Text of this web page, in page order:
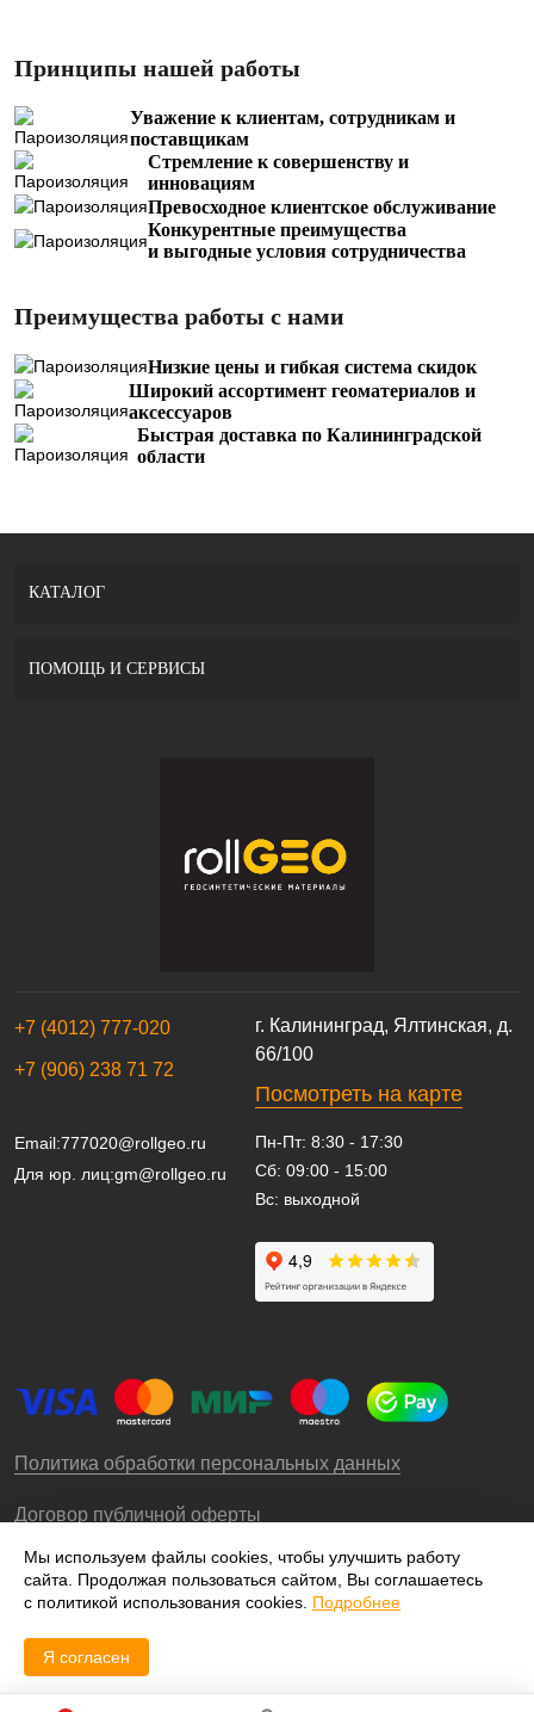
Принципы нашей работы
Уважение к клиентам, сотрудникам и
поставщикам
Стремление к совершенству и
инновациям
Превосходное клиентское обслуживание
Конкурентные преимущества
и выгодные условия сотрудничества
Преимущества работы с нами
Низкие цены и гибкая система скидок
Широкий ассортимент геоматериалов и
аксессуаров
Быстрая доставка по Калининградской
области
г. Калининград, Ялтинская, д.
66/100
Посмотреть на карте
+7 (4012) 777-020
+7 (906) 238 71 72
Email:777020@rollgeo.ru
Для юр. лиц:gm@rollgeo.ru
Пн-Пт: 8:30 - 17:30
Сб: 09:00 - 15:00
Вс: выходной
Политика обработки персональных данных
Договор публичной оферты
КАТАЛОГ
ПОМОЩЬ И СЕРВИСЫ
© 2009-2026 – ООО «Роллгео»
Мы используем файлы cookies, чтобы улучшить работу
сайта. Продолжая пользоваться сайтом, Вы соглашаетесь
с политикой использования cookies. Подробнее
Я согласен